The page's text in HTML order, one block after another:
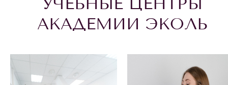
АКАДЕМИИ ЭКОЛЬ